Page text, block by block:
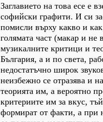
Заглавието на това есе е
софийски графити. И си
помисли върху какво и
голямата част (макар и не
музикалните критици и
България, а и по света,
недостатъчно широк
неизбежно се отразява и
теорията им, а вероятно
критериите им за вкус,
формират от факти, а при